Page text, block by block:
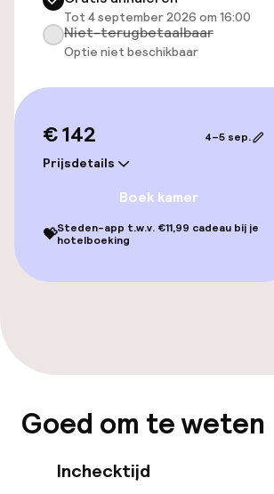
Oplaadpunt elektrische
locatie
Luchthavenshuttle
Toegankelijkheid
Overal rolstoeltoegankelijk
Lift
Kamers
Voor toegankelijkheid
geoptimaliseerde kamers
Kamers voor rokers
Tot 4 september 2026 om 16:00
Niet-terugbetaalbaar
Optie niet beschikbaar
€ 142
Prijsdetails
4–5 sep.
Boek kamer
💝Steden-app t.w.v. €11,99 cadeau bij je
hotelboeking
Goed om te weten
Inchecktijd